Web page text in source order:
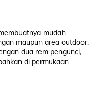
mudah
maupun area outdoor.
dua rem pengunci,
di permukaan